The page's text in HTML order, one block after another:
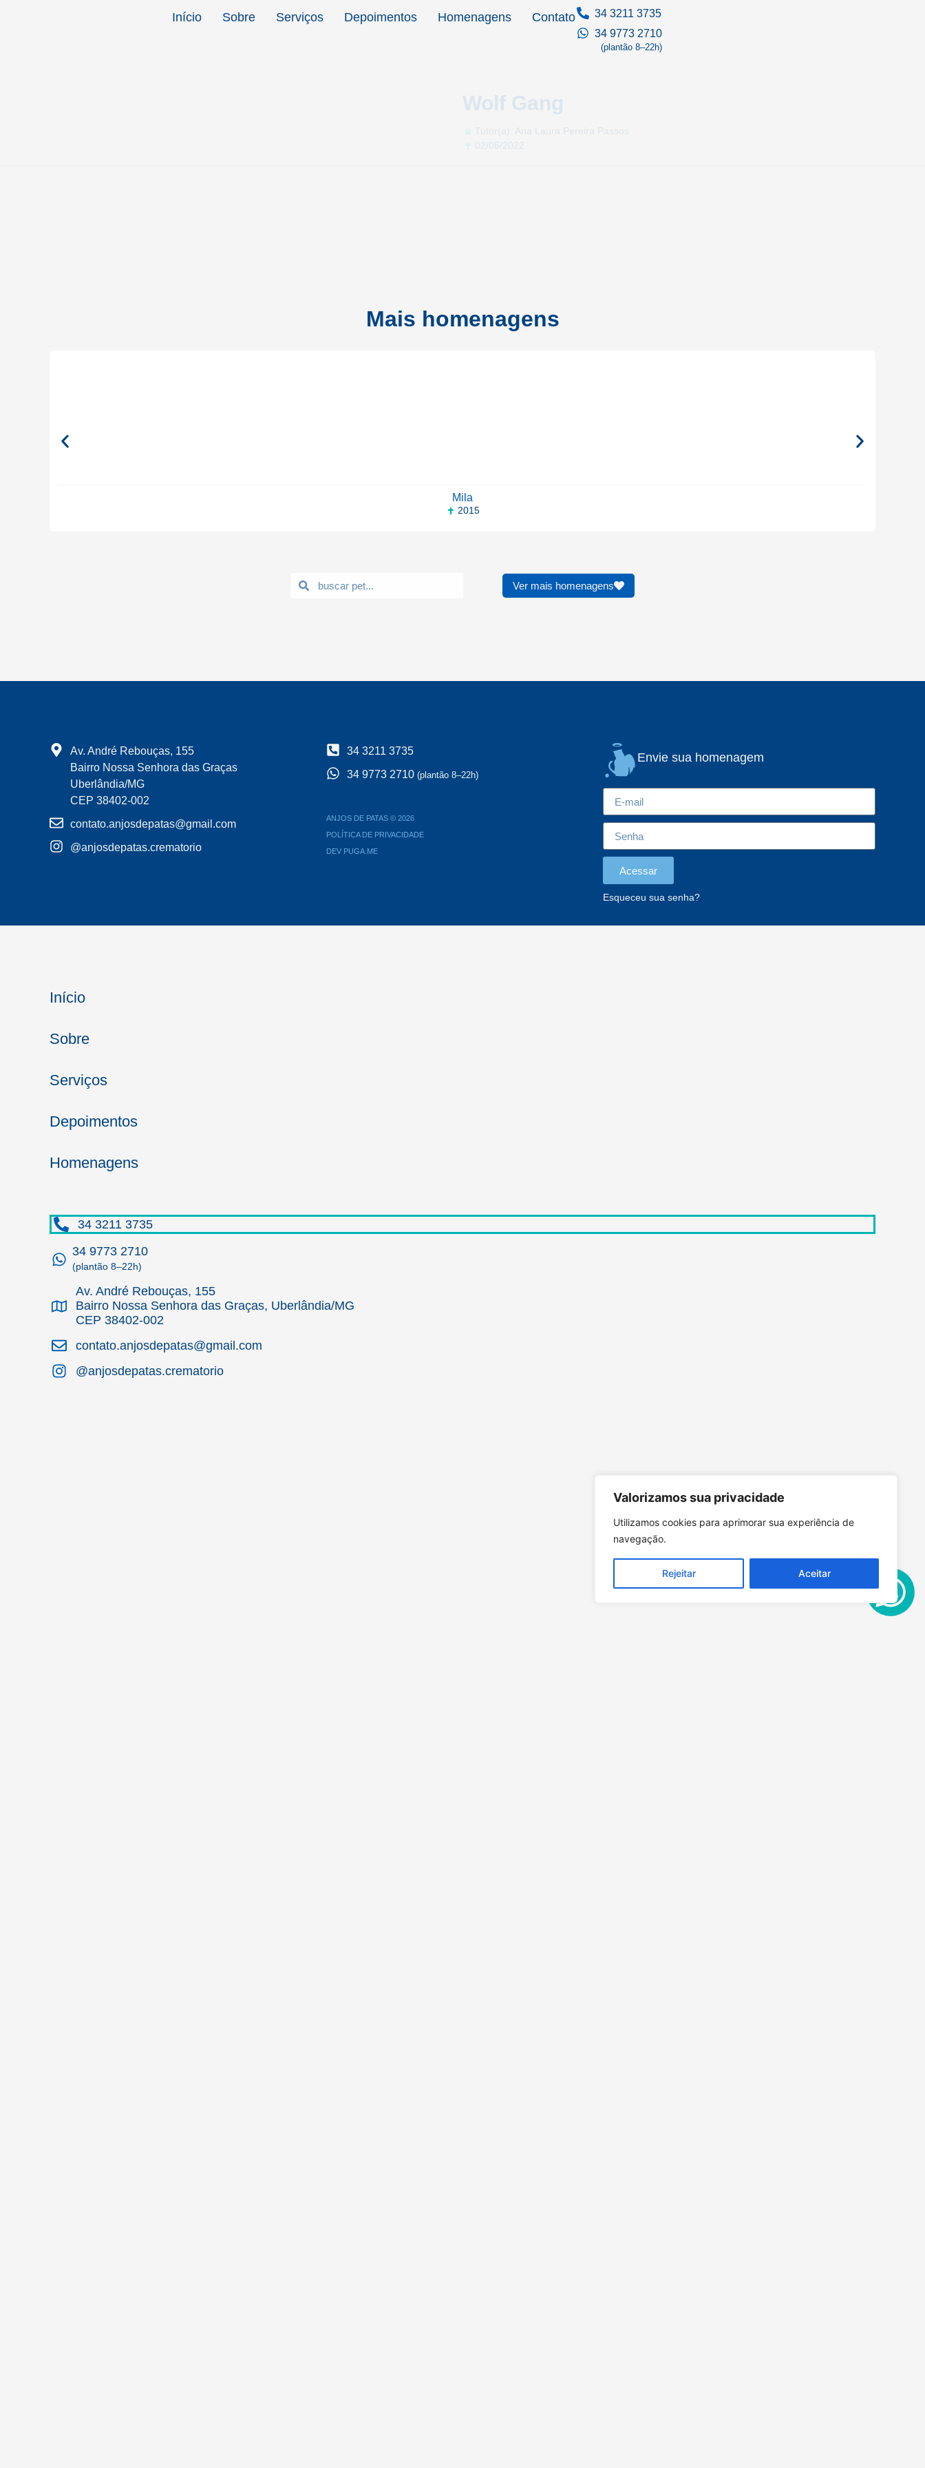
Valorizamos sua privacidade
Utilizamos cookies para aprimorar sua experiência de
navegação.
Rejeitar Aceitar
Início Sobre Serviços Depoimentos Homenagens Contato
34 3211 3735
34 9773 2710
(plantão 8–22h)
Wolf Gang
Tutor(a): Ana Laura Pereira Passos
02/06/2022
Mais homenagens
Mila
2015
Ver mais homenagens
Av. André Rebouças, 155
Bairro Nossa Senhora das Graças
Uberlândia/MG
CEP 38402-002
contato.anjosdepatas@gmail.com
@anjosdepatas.crematorio
34 3211 3735
34 9773 2710 (plantão 8–22h)
ANJOS DE PATAS © 2026
POLÍTICA DE PRIVACIDADE
DEV PUGA.ME
Envie sua homenagem
Acessar
Esqueceu sua senha?
Início
Sobre
Serviços
Depoimentos
Homenagens
34 3211 3735
34 9773 2710
(plantão 8–22h)
Av. André Rebouças, 155
Bairro Nossa Senhora das Graças, Uberlândia/MG
CEP 38402-002
contato.anjosdepatas@gmail.com
@anjosdepatas.crematorio